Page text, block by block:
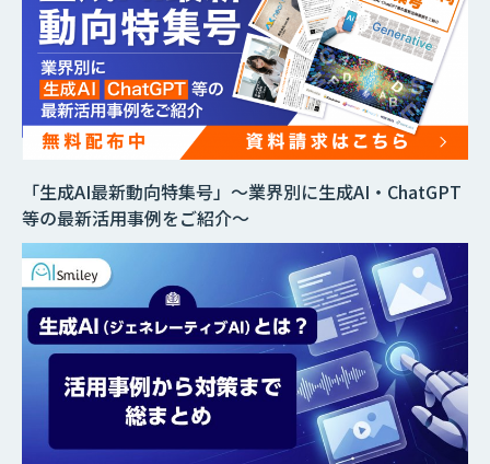
「生成AI最新動向特集号」～業界別に生成AI・ChatGPT
等の最新活用事例をご紹介～